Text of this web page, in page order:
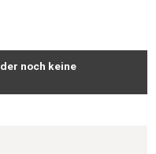
5 Sternen
noch keine